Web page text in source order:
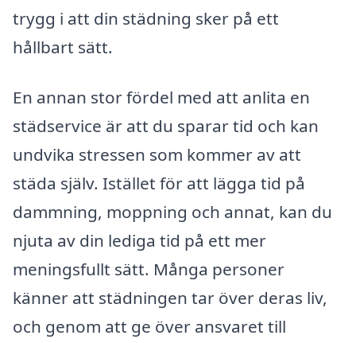
trygg i att din städning sker på ett
hållbart sätt.
En annan stor fördel med att anlita en
städservice är att du sparar tid och kan
undvika stressen som kommer av att
städa själv. Istället för att lägga tid på
dammning, moppning och annat, kan du
njuta av din lediga tid på ett mer
meningsfullt sätt. Många personer
känner att städningen tar över deras liv,
och genom att ge över ansvaret till